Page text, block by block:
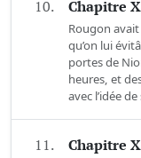
10. Chapitre X
Rougon
qu’on lui
portes de
heures, et
avec l’idée de
11. Chapitre